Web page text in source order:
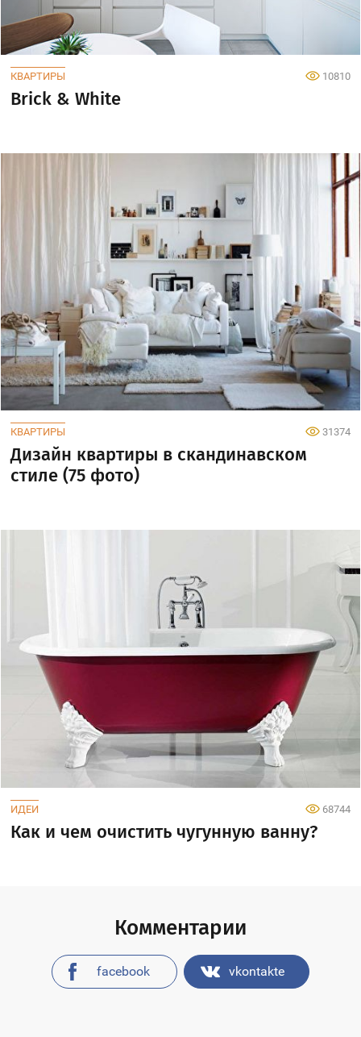
КВАРТИРЫ 10810
Brick & White
КВАРТИРЫ 31374
Дизайн квартиры в скандинавском
стиле (75 фото)
ИДЕИ 68744
Как и чем очистить чугунную ванну?
Комментарии
facebook vkontakte